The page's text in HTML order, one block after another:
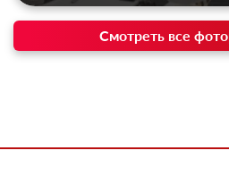
Смотреть все